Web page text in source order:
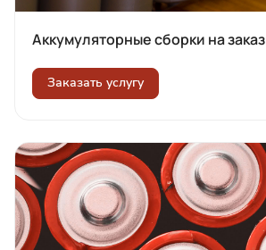
Аккумуляторные сборки на заказ
Заказать услугу